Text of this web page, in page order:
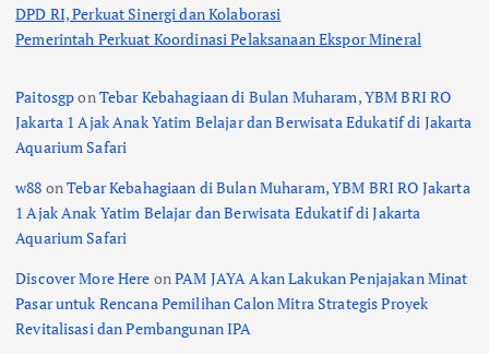
DPD RI, Perkuat Sinergi dan Kolaborasi
Pemerintah Perkuat Koordinasi Pelaksanaan Ekspor Mineral
PaitosgponTebar Kebahagiaan di Bulan Muharam, YBM BRI RO
Jakarta 1 Ajak Anak Yatim Belajar dan Berwisata Edukatif di Jakarta
Aquarium Safari
w88 onTebar Kebahagiaan di Bulan Muharam, YBM BRI RO Jakarta
1 Ajak Anak Yatim Belajar dan Berwisata Edukatif di Jakarta
Aquarium Safari
Discover More Here onPAM JAYA Akan Lakukan Penjajakan Minat
Pasar untuk Rencana Pemilihan Calon Mitra Strategis Proyek
Revitalisasi dan Pembangunan IPA